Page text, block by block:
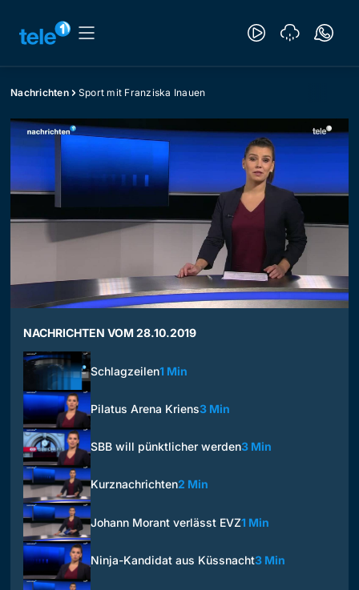
Nachrichten Sport mit Franziska Inauen
NACHRICHTEN VOM 28.10.2019
Schlagzeilen1 Min
Pilatus Arena Kriens3 Min
SBB will pünktlicher werden3 Min
Kurznachrichten2 Min
Johann Morant verlässt EVZ1 Min
Ninja-Kandidat aus Küssnacht3 Min